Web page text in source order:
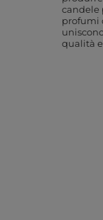
candele
profumi
qualità